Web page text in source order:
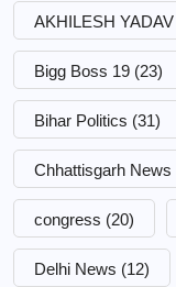
AKHILESH YADAV
Bigg Boss 19 (23)
Bihar Politics (31)
Chhattisgarh News
congress (20)
Delhi News (12)